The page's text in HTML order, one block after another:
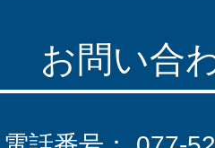
お問い合